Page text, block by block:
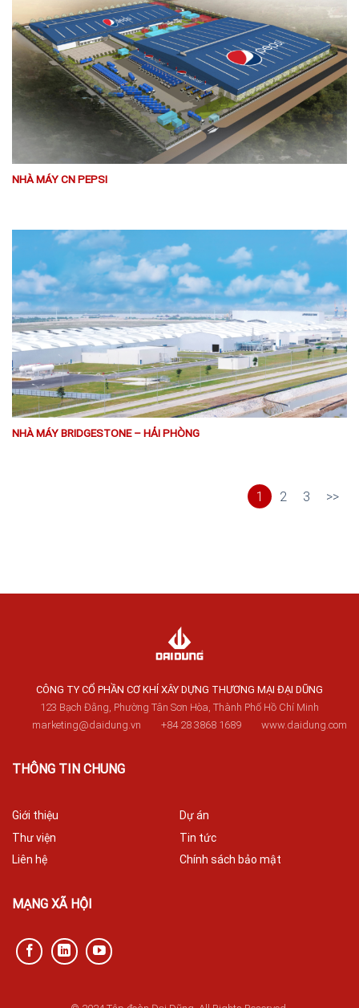
NHÀ MÁY CN PEPSI
NHÀ MÁY BRIDGESTONE – HẢI PHÒNG
1 2 3 >>
CÔNG TY CỔ PHẦN CƠ KHÍ XÂY DỰNG THƯƠNG MẠI ĐẠI DŨNG
123 Bạch Đằng, Phường Tân Sơn Hòa, Thành Phố Hồ Chí Minh
marketing@daidung.vn
+84 28 3868 1689 www.daidung.com
THÔNG TIN CHUNG
Giới thiệu
Dự án
Thư viện
Tin tức
Liên hệ
Chính sách bảo mật
MẠNG XÃ HỘI